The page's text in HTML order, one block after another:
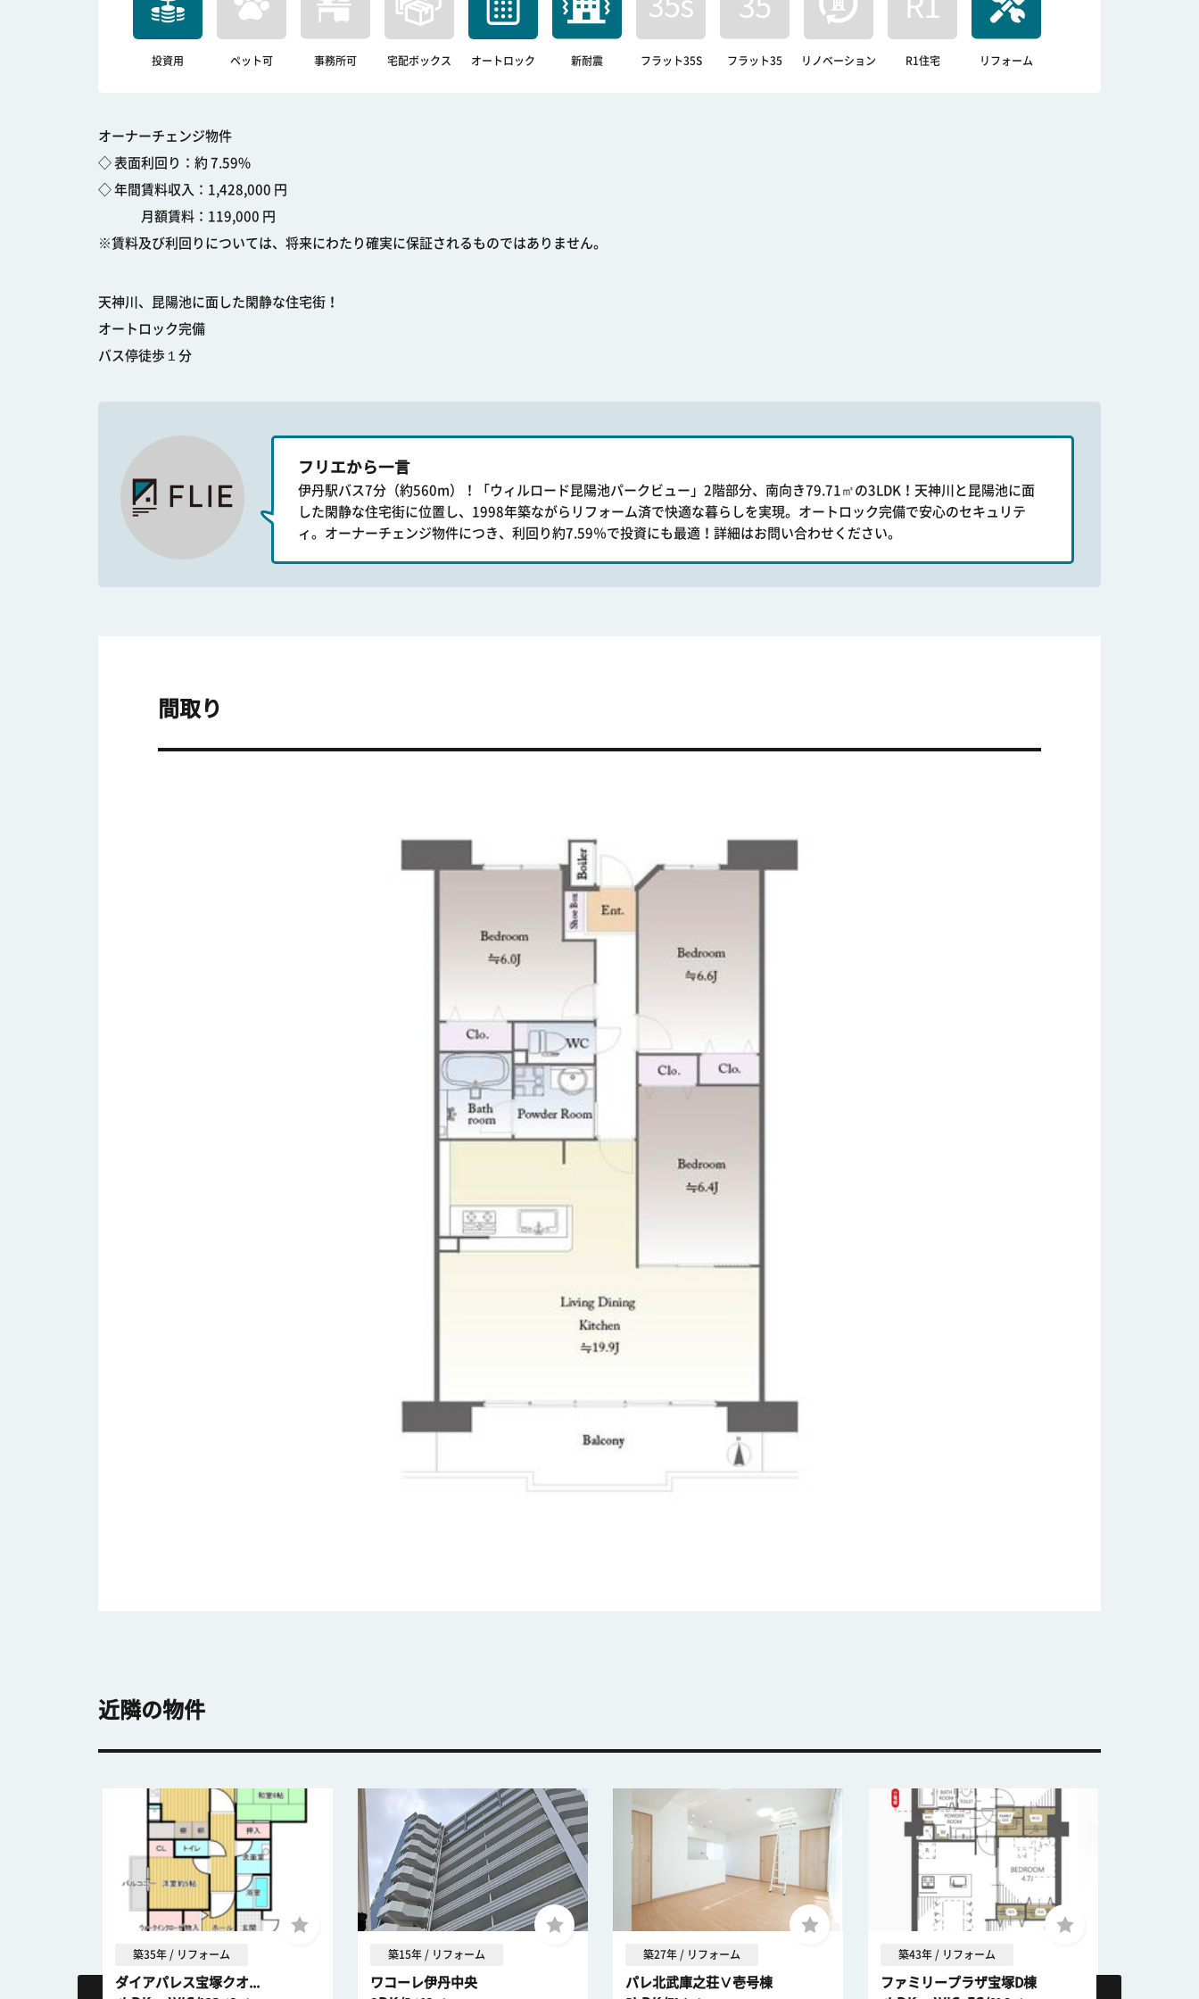
投資用 ペット可 事務所可 宅配ボックス オートロック 新耐震 フラット35S フラット35 リノベーション R1住宅 リフォーム
オーナーチェンジ物件
◇ 表面利回り：約 7.59%
◇ 年間賃料収入：1,428,000 円
月額賃料：119,000 円
※賃料及び利回りについては、将来にわたり確実に保証されるものではありません。
天神川、昆陽池に面した閑静な住宅街！
オートロック完備
バス停徒歩１分
フリエから一言
伊丹駅バス7分（約560m）！「ウィルロード昆陽池パークビュー」2階部分、南向き79.71㎡の3LDK！天神川と昆陽池に面
した閑静な住宅街に位置し、1998年築ながらリフォーム済で快適な暮らしを実現。オートロック完備で安心のセキュリテ
ィ。オーナーチェンジ物件につき、利回り約7.59％で投資にも最適！詳細はお問い合わせください。
間取り
近隣の物件
築35年 / リフォーム
ダイアパレス宝塚クオ...
築15年 / リフォーム
ワコーレ伊丹中央
築27年 / リフォーム
パレ北武庫之荘Ⅴ壱号棟
築43年 / リフォーム
ファミリープラザ宝塚D棟